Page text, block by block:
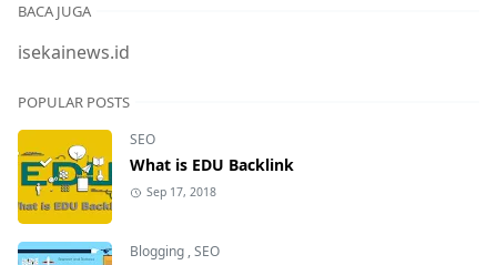
BACA JUGA
isekainews.id
POPULAR POSTS
SEO
What is EDU Backlink
Sep 17, 2018
Blogging,SEO